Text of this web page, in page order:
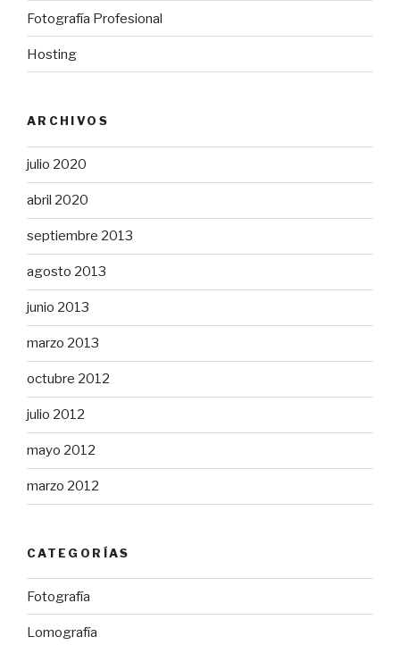
Fotografía Profesional
Hosting
ARCHIVOS
julio 2020
abril 2020
septiembre 2013
agosto 2013
junio 2013
marzo 2013
octubre 2012
julio 2012
mayo 2012
marzo 2012
CATEGORÍAS
Fotografía
Lomografía